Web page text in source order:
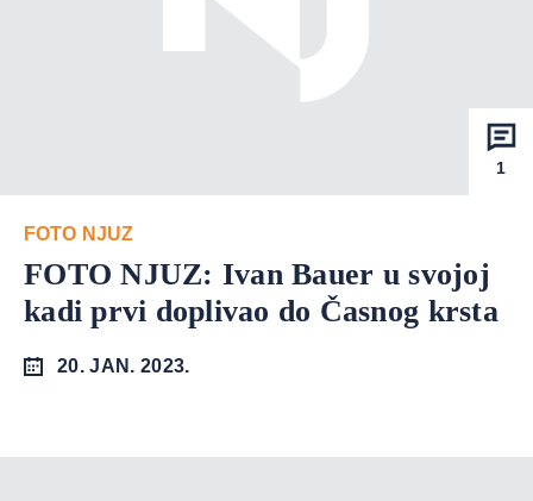
1
FOTO NJUZ
FOTO NJUZ: Ivan Bauer u svojoj
kadi prvi doplivao do Časnog krsta
20. JAN. 2023.